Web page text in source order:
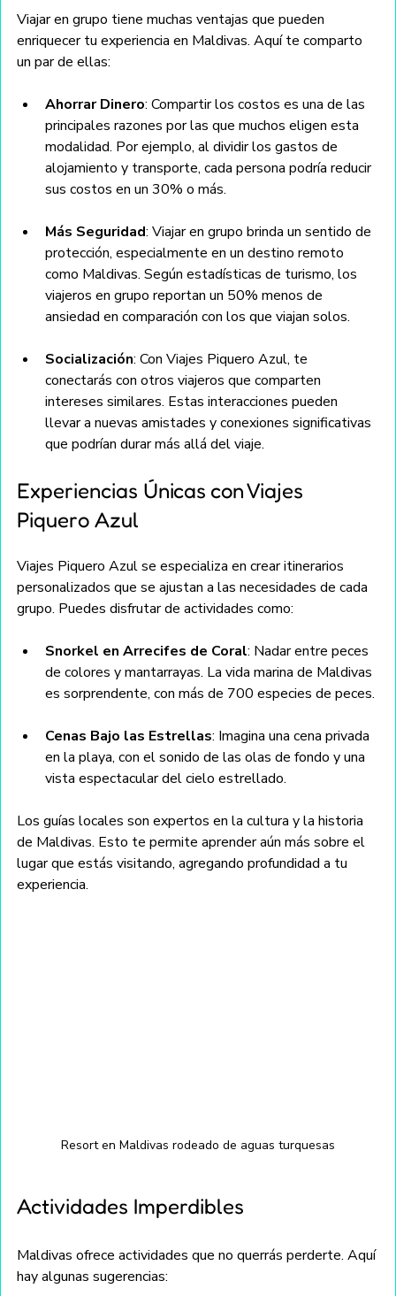
Viajar en grupo tiene muchas ventajas que pueden
enriquecer tu experiencia en Maldivas. Aquí te comparto
un par de ellas:
Ahorrar Dinero: Compartir los costos es una de las
principales razones por las que muchos eligen esta
modalidad. Por ejemplo, al dividir los gastos de
alojamiento y transporte, cada persona podría reducir
sus costos en un 30% o más.
Más Seguridad: Viajar en grupo brinda un sentido de
protección, especialmente en un destino remoto
como Maldivas. Según estadísticas de turismo, los
viajeros en grupo reportan un 50% menos de
ansiedad en comparación con los que viajan solos.
Socialización: Con Viajes Piquero Azul, te
conectarás con otros viajeros que comparten
intereses similares. Estas interacciones pueden
llevar a nuevas amistades y conexiones significativas
que podrían durar más allá del viaje.
Experiencias Únicas con Viajes
Piquero Azul
Viajes Piquero Azul se especializa en crear itinerarios
personalizados que se ajustan a las necesidades de cada
grupo. Puedes disfrutar de actividades como:
Snorkel en Arrecifes de Coral: Nadar entre peces
de colores y mantarrayas. La vida marina de Maldivas
es sorprendente, con más de 700 especies de peces.
Cenas Bajo las Estrellas: Imagina una cena privada
en la playa, con el sonido de las olas de fondo y una
vista espectacular del cielo estrellado.
Los guías locales son expertos en la cultura y la historia
de Maldivas. Esto te permite aprender aún más sobre el
lugar que estás visitando, agregando profundidad a tu
experiencia.
Resort en Maldivas rodeado de aguas turquesas
Actividades Imperdibles
Maldivas ofrece actividades que no querrás perderte. Aquí
hay algunas sugerencias: